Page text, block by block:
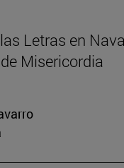
Letras en
Misericordia